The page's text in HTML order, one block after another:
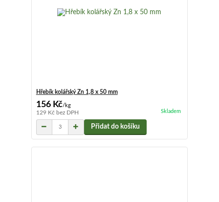
Hřebík kolářský Zn 1,8 x 50 mm
156 Kč/kg
129 Kč bez DPH Skladem
Přidat do košíku